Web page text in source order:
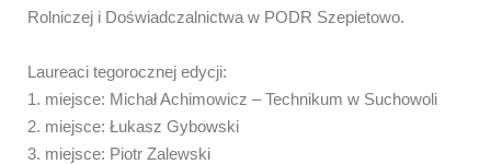
Rolniczej i Doświadczalnictwa w PODR Szepietowo.
​Laureaci tegorocznej edycji:
​1. miejsce: Michał Achimowicz – Technikum w Suchowoli
​2. miejsce: Łukasz Gybowski
​3. miejsce: Piotr Zalewski